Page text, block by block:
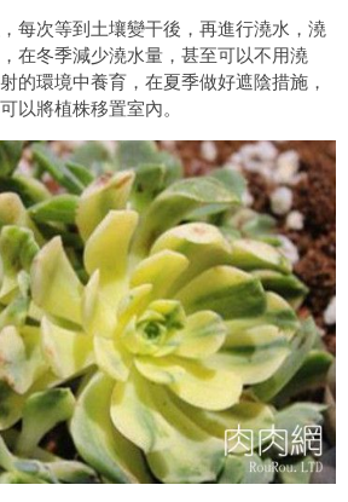
每次等到土壤變干後，再進行澆水，澆
在冬季減少澆水量，甚至可以不用澆
的環境中養育，在夏季做好遮陰措施，
以將植株移置室內。